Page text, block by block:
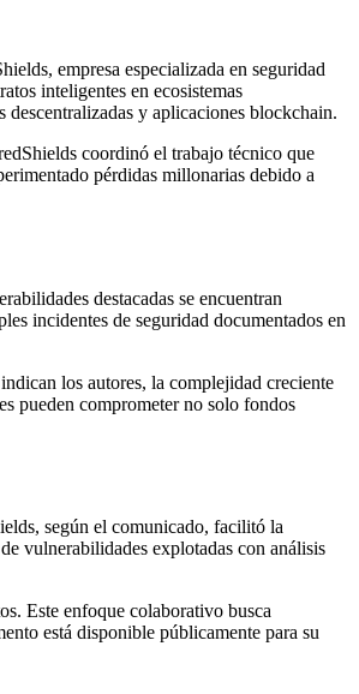
empresa especializada en seguridad
inteligentes en ecosistemas
descentralizadas y aplicaciones blockchain.
coordinó el trabajo técnico que
pérdidas millonarias debido a
destacadas se encuentran
incidentes de seguridad documentados en
los autores, la complejidad creciente
pueden comprometer no solo fondos
según el comunicado, facilitó la
vulnerabilidades explotadas con análisis
Este enfoque colaborativo busca
está disponible públicamente para su